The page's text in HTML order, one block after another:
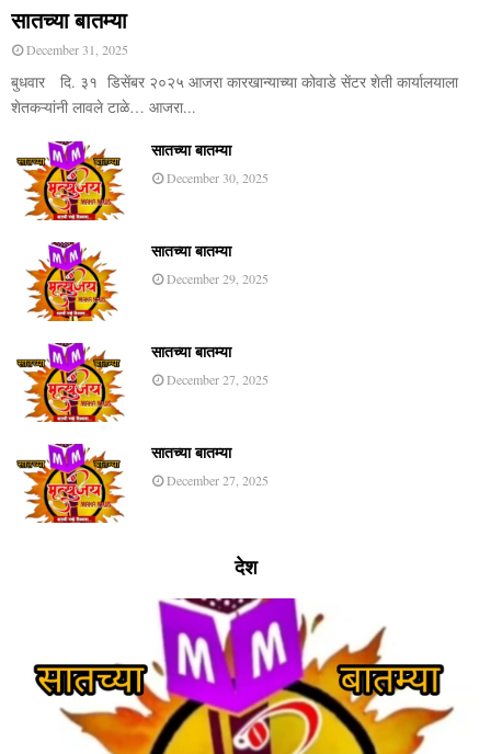
सातच्या बातम्या
December 31, 2025
बुधवार दि. ३१ डिसेंबर २०२५ आजरा कारखान्याच्या कोवाडे सेंटर शेती कार्यालयाला
शेतकऱ्यांनी लावले टाळे… आजरा...
सातच्या बातम्या
December 30, 2025
सातच्या बातम्या
December 29, 2025
सातच्या बातम्या
December 27, 2025
सातच्या बातम्या
December 27, 2025
देश